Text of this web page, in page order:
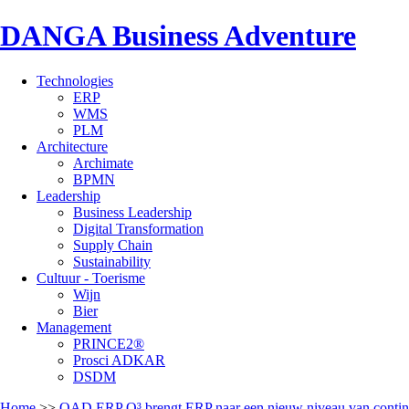
DANGA Business Adventure
Technologies
ERP
WMS
PLM
Architecture
Archimate
BPMN
Leadership
Business Leadership
Digital Transformation
Supply Chain
Sustainability
Cultuur - Toerisme
Wijn
Bier
Management
PRINCE2®
Prosci ADKAR
DSDM